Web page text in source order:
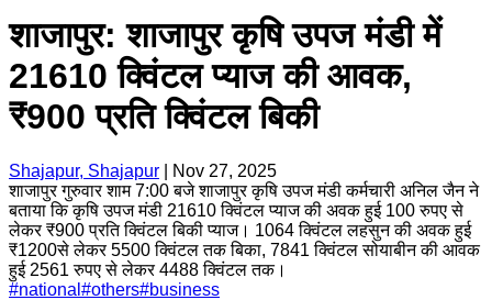
शाजापुर: शाजापुर कृषि उपज मंडी में
21610 क्विंटल प्याज की आवक,
₹900 प्रति क्विंटल बिकी
Shajapur, Shajapur
Nov 27, 2025
शाजापुर गुरुवार शाम 7:00 बजे शाजापुर कृषि उपज मंडी कर्मचारी अनिल जैन ने
बताया कि कृषि उपज मंडी 21610 क्विंटल प्याज की अवक हुई 100 रुपए से
लेकर ₹900 प्रति क्विंटल बिकी प्याज। 1064 क्विंटल लहसुन की अवक हुई
₹1200से लेकर 5500 क्विंटल तक बिका, 7841 क्विंटल सोयाबीन की आवक
हुई 2561 रुपए से लेकर 4488 क्विंटल तक।
#national #others#business